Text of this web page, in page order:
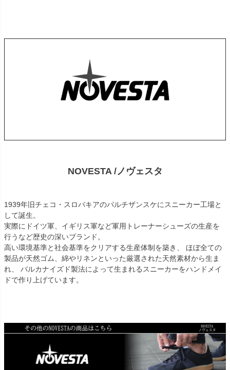
NOVESTA /ノヴェスタ
1939年旧チェコ・スロバキアのパルチザンスケにスニーカー工場と
して誕生。
実際にドイツ軍、イギリス軍など軍用トレーナーシューズの生産を
行うなど歴史の深いブランド。
高い環境基準と社会基準をクリアする生産体制を築き、 ほぼ全ての
製品が天然ゴム、綿やリネンといった厳選された天然素材から生ま
れ、 バルカナイズド製法によって生まれるスニーカーをハンドメイ
ドで作り上げています。